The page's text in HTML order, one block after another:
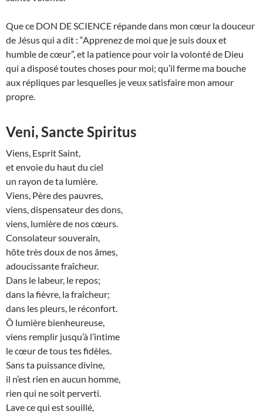
Que ce DON DE SCIENCE répande dans mon cœur la douceur
de Jésus qui a dit : “Apprenez de moi que je suis doux et
humble de cœur”, et la patience pour voir la volonté de Dieu
qui a disposé toutes choses pour moi; qu’il ferme ma bouche
aux répliques par lesquelles je veux satisfaire mon amour
propre.
Veni, Sancte Spiritus
Viens, Esprit Saint,
et envoie du haut du ciel
un rayon de ta lumière.
Viens, Père des pauvres,
viens, dispensateur des dons,
viens, lumière de nos cœurs.
Consolateur souverain,
hôte très doux de nos âmes,
adoucissante fraîcheur.
Dans le labeur, le repos;
dans la fièvre, la fraîcheur;
dans les pleurs, le réconfort.
Ô lumière bienheureuse,
viens remplir jusqu’à l’intime
le cœur de tous tes fidèles.
Sans ta puissance divine,
il n’est rien en aucun homme,
rien qui ne soit perverti.
Lave ce qui est souillé,